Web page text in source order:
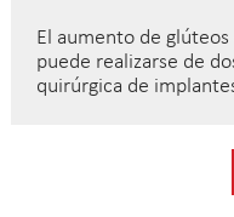
El aumento de
puede realizarse de
quirúrgica de